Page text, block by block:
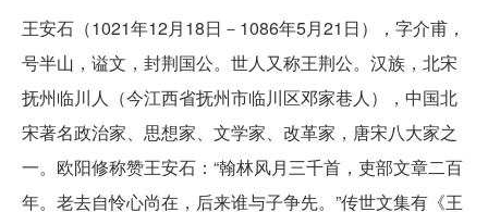
王安石（1021年12月18日－1086年5月21日），字介甫，
号半山，谥文，封荆国公。世人又称王荆公。汉族，北宋
抚州临川人（今江西省抚州市临川区邓家巷人），中国北
宋著名政治家、思想家、文学家、改革家，唐宋八大家之
一。欧阳修称赞王安石：“翰林风月三千首，吏部文章二百
年。老去自怜心尚在，后来谁与子争先。”传世文集有《王